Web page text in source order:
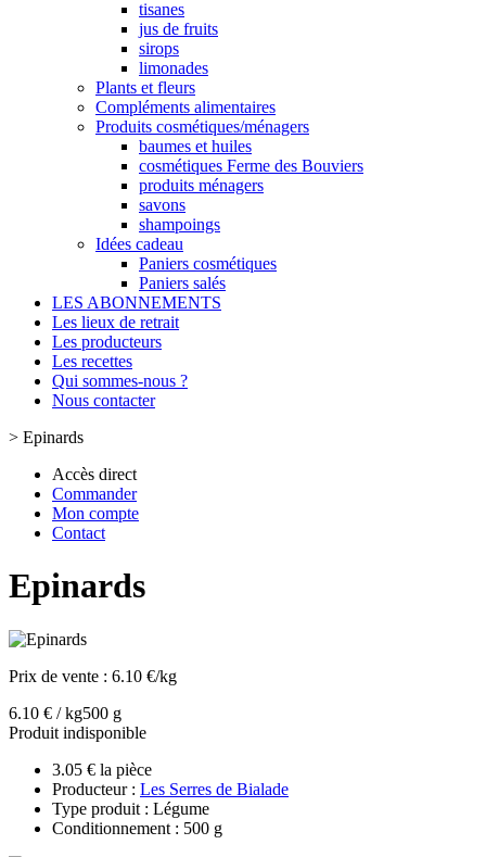
tisanes
jus de fruits
sirops
limonades
Plants et fleurs
Compléments alimentaires
Produits cosmétiques/ménagers
baumes et huiles
cosmétiques Ferme des Bouviers
produits ménagers
savons
shampoings
Idées cadeau
Paniers cosmétiques
Paniers salés
LES ABONNEMENTS
Les lieux de retrait
Les producteurs
Les recettes
Qui sommes-nous ?
Nous contacter
> Epinards
Accès direct
Commander
Mon compte
Contact
Epinards
Prix de vente : 6.10 €/kg
6.10 € / kg500 g
Produit indisponible
3.05 € la pièce
Producteur : Les Serres de Bialade
Type produit : Légume
Conditionnement : 500 g